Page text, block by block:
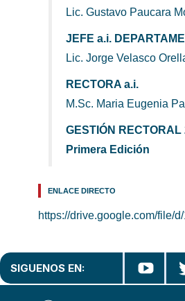
Lic. Gustavo Paucara
JEFE a.i.
Lic. Jorge Velasco
RECTORA a.i.
M.Sc. Maria Eugenia
GESTIÓN RECTORAL
Primera Edición
ENLACE DIRECTO
https://drive.google.com/file/
SIGUENOS EN: